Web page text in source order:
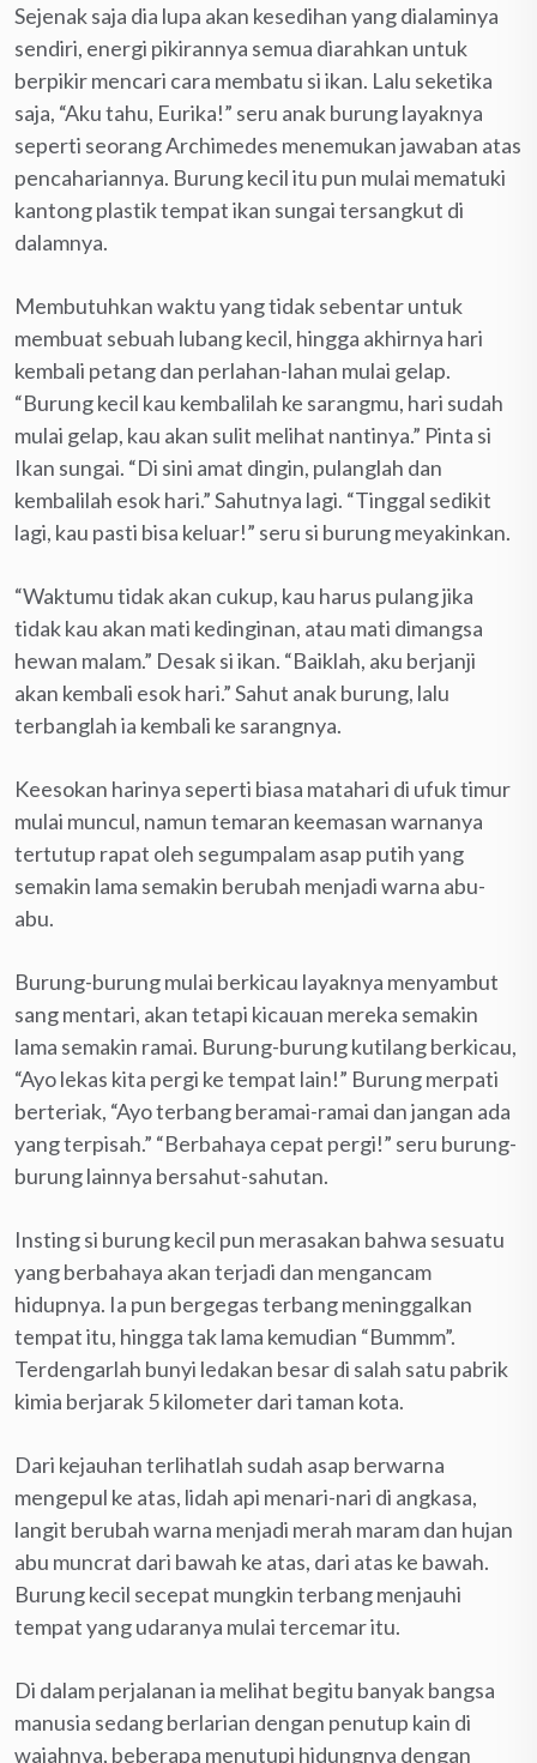
Sejenak saja dia lupa akan kesedihan yang dialaminya
sendiri, energi pikirannya semua diarahkan untuk
berpikir mencari cara membatu si ikan. Lalu seketika
saja, “Aku tahu, Eurika!” seru anak burung layaknya
seperti seorang Archimedes menemukan jawaban atas
pencahariannya. Burung kecil itu pun mulai mematuki
kantong plastik tempat ikan sungai tersangkut di
dalamnya.
Membutuhkan waktu yang tidak sebentar untuk
membuat sebuah lubang kecil, hingga akhirnya hari
kembali petang dan perlahan-lahan mulai gelap.
“Burung kecil kau kembalilah ke sarangmu, hari sudah
mulai gelap, kau akan sulit melihat nantinya.” Pinta si
Ikan sungai. “Di sini amat dingin, pulanglah dan
kembalilah esok hari.” Sahutnya lagi. “Tinggal sedikit
lagi, kau pasti bisa keluar!” seru si burung meyakinkan.
“Waktumu tidak akan cukup, kau harus pulang jika
tidak kau akan mati kedinginan, atau mati dimangsa
hewan malam.” Desak si ikan. “Baiklah, aku berjanji
akan kembali esok hari.” Sahut anak burung, lalu
terbanglah ia kembali ke sarangnya.
Keesokan harinya seperti biasa matahari di ufuk timur
mulai muncul, namun temaran keemasan warnanya
tertutup rapat oleh segumpalam asap putih yang
semakin lama semakin berubah menjadi warna abu-
abu.
Burung-burung mulai berkicau layaknya menyambut
sang mentari, akan tetapi kicauan mereka semakin
lama semakin ramai. Burung-burung kutilang berkicau,
“Ayo lekas kita pergi ke tempat lain!” Burung merpati
berteriak, “Ayo terbang beramai-ramai dan jangan ada
yang terpisah.” “Berbahaya cepat pergi!” seru burung-
burung lainnya bersahut-sahutan.
Insting si burung kecil pun merasakan bahwa sesuatu
yang berbahaya akan terjadi dan mengancam
hidupnya. Ia pun bergegas terbang meninggalkan
tempat itu, hingga tak lama kemudian “Bummm”.
Terdengarlah bunyi ledakan besar di salah satu pabrik
kimia berjarak 5 kilometer dari taman kota.
Dari kejauhan terlihatlah sudah asap berwarna
mengepul ke atas, lidah api menari-nari di angkasa,
langit berubah warna menjadi merah maram dan hujan
abu muncrat dari bawah ke atas, dari atas ke bawah.
Burung kecil secepat mungkin terbang menjauhi
tempat yang udaranya mulai tercemar itu.
Di dalam perjalanan ia melihat begitu banyak bangsa
manusia sedang berlarian dengan penutup kain di
wajahnya, beberapa menutupi hidungnya dengan